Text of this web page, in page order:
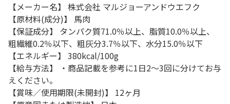
【メーカー名】 株式会社 マルジョーアンドウエフク
【原材料(成分)】 馬肉
【保証成分】 タンパク質71.0％以上、脂質10.0％以上、
粗繊維0.2％以下、粗灰分3.7％以下、水分15.0％以下
【エネルギー】 380kcal/100g
【給与方法】 ・商品記載を参考に1日2～3回に分けてお与
えください。
【賞味／使用期限(未開封)】 12ヶ月